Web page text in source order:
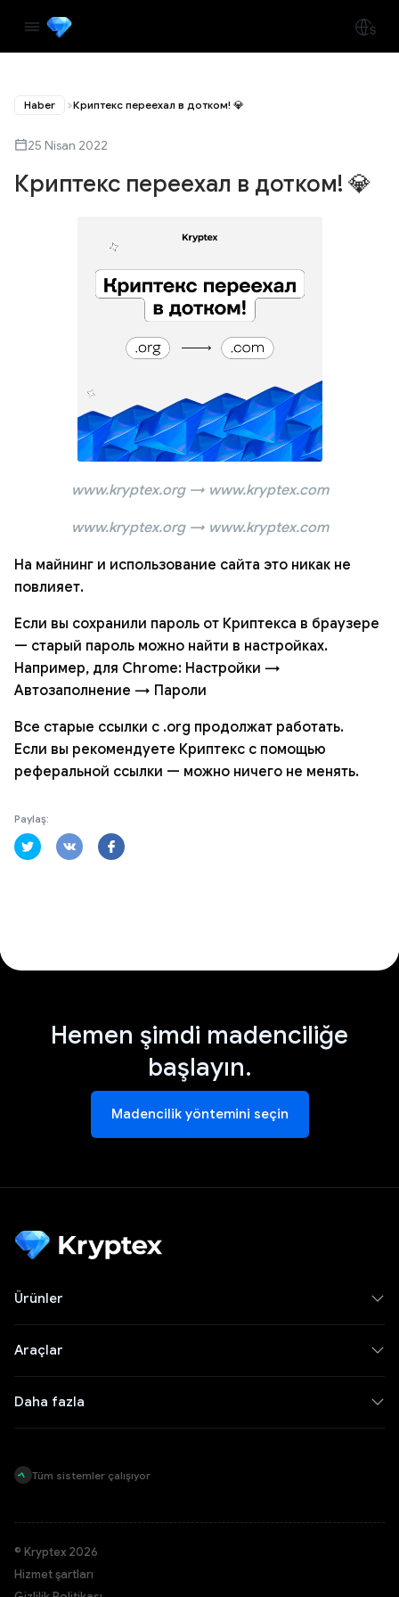
Haber Криптекс переехал в дотком! 💎
25 Nisan 2022
Криптекс переехал в дотком! 💎
www.kryptex.org → www.kryptex.com
www.kryptex.org → www.kryptex.com
На майнинг и использование сайта это никак не
повлияет.
Если вы сохранили пароль от Криптекса в браузере
— старый пароль можно найти в настройках.
Например, для Chrome: Настройки →
Автозаполнение → Пароли
Все старые ссылки с .org продолжат работать.
Если вы рекомендуете Криптекс с помощью
реферальной ссылки — можно ничего не менять.
Paylaş:
Hemen şimdi madenciliğe
başlayın.
Madencilik yöntemini seçin
Ürünler
Araçlar
Daha fazla
Tüm sistemler çalışıyor
© Kryptex 2026
Hizmet şartları